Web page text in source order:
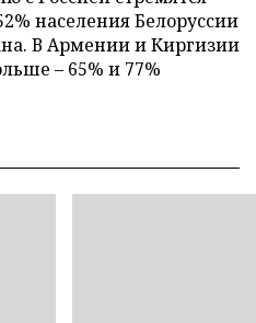
населения Белоруссии
В Армении и Киргизии
– 65% и 77%